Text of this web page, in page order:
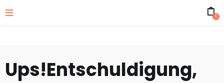
0
Ups!Entschuldigung,